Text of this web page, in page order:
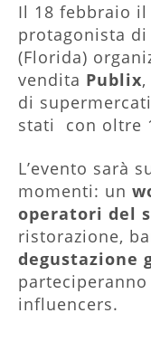
Il 18 febbraio il
protagonista di
(Florida)
vendita Publix
di
stati con oltre
L’evento sarà
momenti: un
operatori del
ristorazione,
degustazione
influencers.